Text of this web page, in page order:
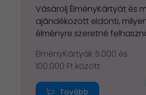
Vásárolj ÉlményKártyát és
ajándékozott eldönti,
élményre szeretné
ÉlményKártyák 5.000 és
100.000 Ft között
Tovább